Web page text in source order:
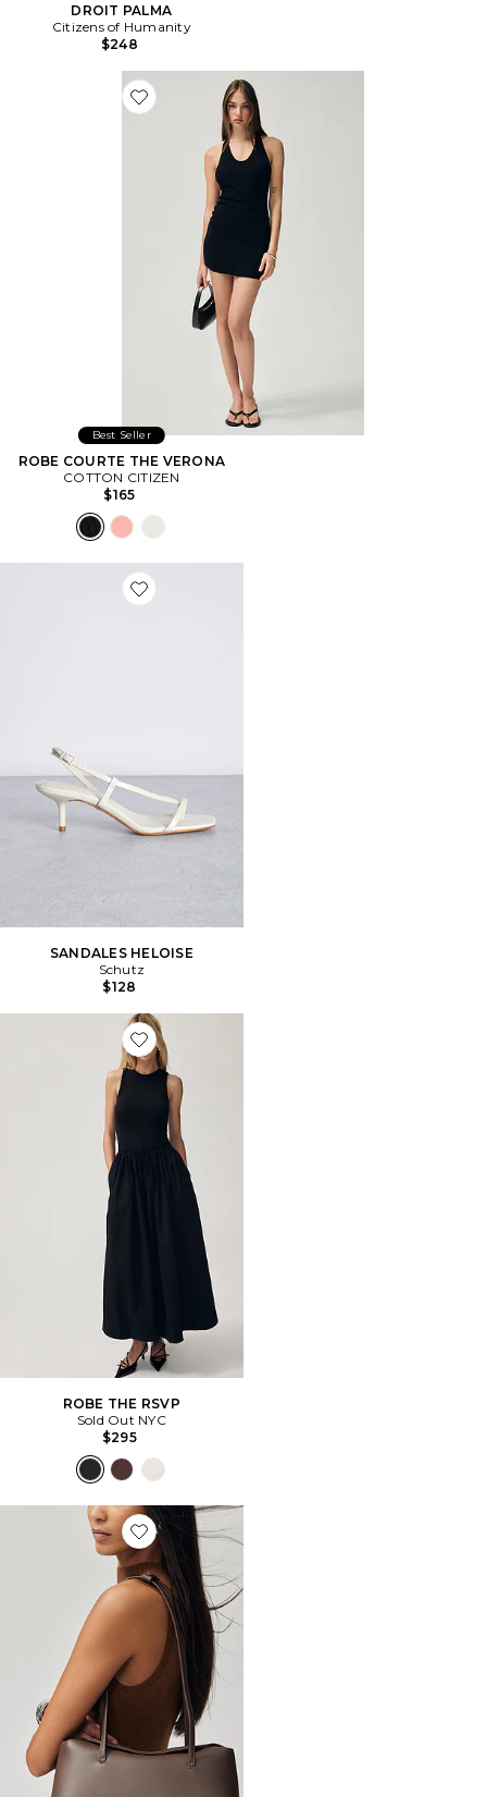
DROIT PALMA
Citizens of Humanity
$248
Favorite ROBE COURTE THE VERONA
Best Seller
ROBE COURTE THE VERONA
COTTON CITIZEN
$165
Favorite SANDALES HELOISE
SANDALES HELOISE
Schutz
$128
Favorite ROBE THE RSVP
ROBE THE RSVP
Sold Out NYC
$295
Favorite SAC CHRYSTIE